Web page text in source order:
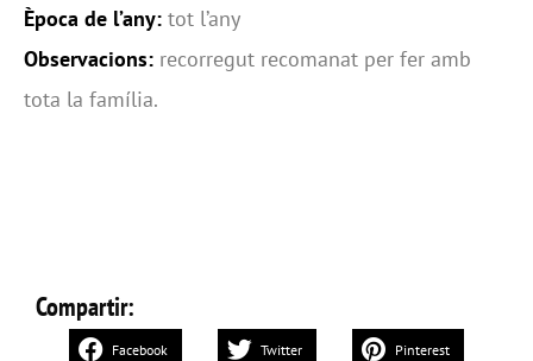
Època de l’any: tot l’any
Observacions: recorregut recomanat per fer amb
tota la família.
Compartir:
Facebook Twitter Pinterest